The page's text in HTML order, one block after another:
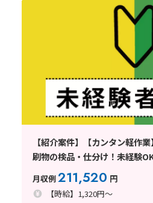
【紹介案件】【カンタン軽作
刷物の検品・仕分け！未経験
万円可◎
月収例211,520 円
【時給】1,320円～